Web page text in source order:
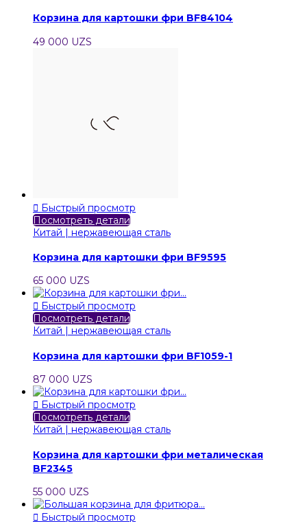
Корзина для картошки фри BF84104
49 000 UZS
 Быстрый просмотр
Посмотреть детали
Китай | нержавеющая сталь
Корзина для картошки фри BF9595
65 000 UZS
 Быстрый просмотр
Посмотреть детали
Китай | нержавеющая сталь
Корзина для картошки фри BF1059-1
87 000 UZS
 Быстрый просмотр
Посмотреть детали
Китай | нержавеющая сталь
Корзина для картошки фри металическая
BF2345
55 000 UZS
 Быстрый просмотр